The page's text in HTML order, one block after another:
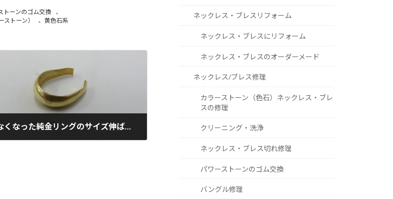
トーンのゴム交換
、
トーン） 、黄色石系
抜けなくなった純金リングのサイズ伸ばし。(190513)
ネックレス・ブレスリフォーム
ネックレス・ブレスにリフォーム
ネックレス・ブレスのオーダーメード
ネックレス/ブレス修理
カラーストーン（色石）ネックレス・ブレ
スの修理
クリーニング・洗浄
ネックレス・ブレス切れ修理
パワーストーンのゴム交換
バングル修理